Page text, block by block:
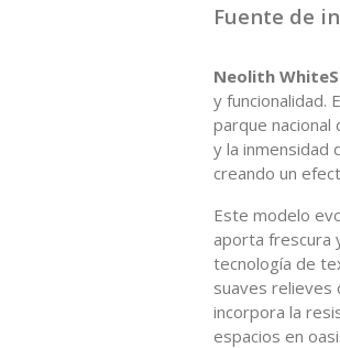
Fuente de
Neolith
y funcionalidad.
parque nacional
y la inmensidad
creando un
Este modelo
aporta frescura
tecnología de
suaves relieves
incorpora la
espacios en